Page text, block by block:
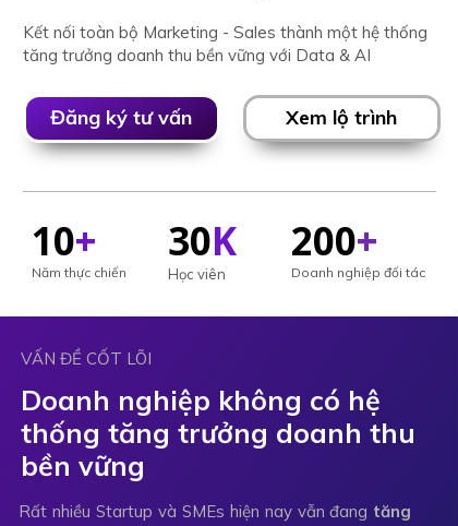
Đăng ký tư vấn Xem lộ trình
Kết nối toàn bộ Marketing - Sales thành một hệ thống
tăng trưởng doanh thu bền vững với Data & AI
10+
Năm thực chiến
30K
Học viên
200+
Doanh nghiệp đối tác
VẤN ĐỀ CỐT LÕI
Doanh nghiệp không có hệ
thống tăng trưởng doanh thu
bền vững
Rất nhiều Startup và SMEs hiện nay vẫn đang tăng